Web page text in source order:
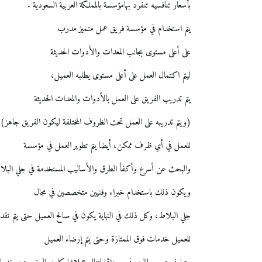
بأسعار تنافسيه تنفرد بهامؤسسة بالمملكة العربية السعودية .
يتم استخدام في مؤسسة فريق عمل متميز مدرب
على أعلى مستوى بجانب المعدات والأدوات الحديثة
ليتم اكتمال العمل على أعلى مستوى يطلبه العميل،
يتم تدريب الفريق على العمل بالأدوات والمعدات الحديثة
(ويتم تدريبه على العمل تحت الظروف المختلفة ليكون الفريق جاهز)
للعمل في أي ظرف ممكن، أيضا يتم تطوير العمل في مؤسسة
والبحث عن أسرع وأكفأ الطرق والأساليب المستخدمة في جلي
ويكون ذلك باستخدام خبراء وفنيين متخصصين في مجال
جلي البلاط، وكل ذلك في النهاية يكون في صالح العميل حتى يتم
للعميل خدمات فوق الممتازة وحتى يتم إرضاء العميل